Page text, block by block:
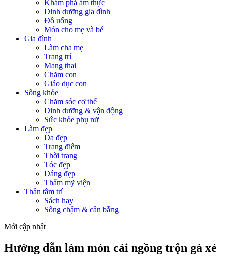
Khám phá ẩm thực
Dinh dưỡng gia đình
Đồ uống
Món cho mẹ và bé
Gia đình
Làm cha mẹ
Trang trí
Mang thai
Chăm con
Giáo dục con
Sống khỏe
Chăm sóc cơ thể
Dinh dưỡng & vận động
Sức khỏe phụ nữ
Làm đẹp
Da đẹp
Trang điểm
Thời trang
Tóc đẹp
Dáng đẹp
Thẩm mỹ viện
Thân tâm trí
Sách hay
Sống chậm & cân bằng
Mới cập nhật
Hướng dẫn làm món cải ngồng trộn gà xé